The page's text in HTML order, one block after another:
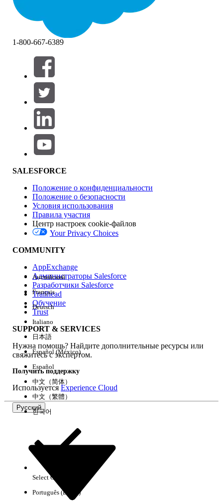
Закрыть
Фильтровать по (0)
ВЫБРАТЬ ФИЛЬТРЫ
Область продуктов
Влияние на функции
Версия
Возможности
Очистить все Готово
Результаты отсутствуют
1-800-667-6389
SALESFORCE
Положение о конфиденциальности
Положение о безопасности
Условия использования
Правила участия
Центр настроек cookie-файлов
Your Privacy Choices
COMMUNITY
AppExchange
Администраторы Salesforce
Разработчики Salesforce
Trailhead
Обучение
Trust
SUPPORT & SERVICES
Нужна помощь? Найдите дополнительные ресурсы или
свяжитесь с экспертом.
Получить поддержку
ИспользуетсяExperience Cloud
Русский
Английский
Français
Deutsch
Italiano
日本語
Español (México)
Español
中文（简体）
中文（繁體）
한국어
Select Org
Português (Brasil)